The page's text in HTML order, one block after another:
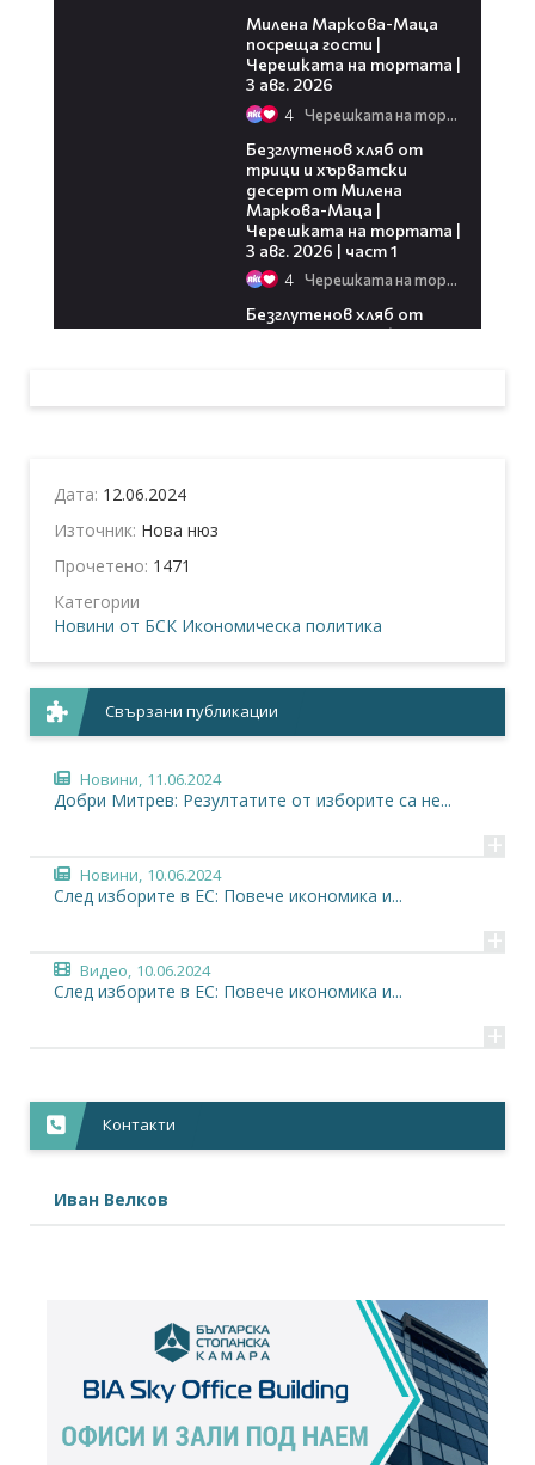
Дата: 12.06.2024
Източник: Нова нюз
Прочетено: 1471
Категории
Новини от БСК Икономическа политика
Свързани публикации
Новини, 11.06.2024
Добри Митрев: Резултатите от изборите са не...
+
Новини, 10.06.2024
След изборите в ЕС: Повече икономика и...
+
Видео, 10.06.2024
След изборите в ЕС: Повече икономика и...
+
Контакти
Иван Велков